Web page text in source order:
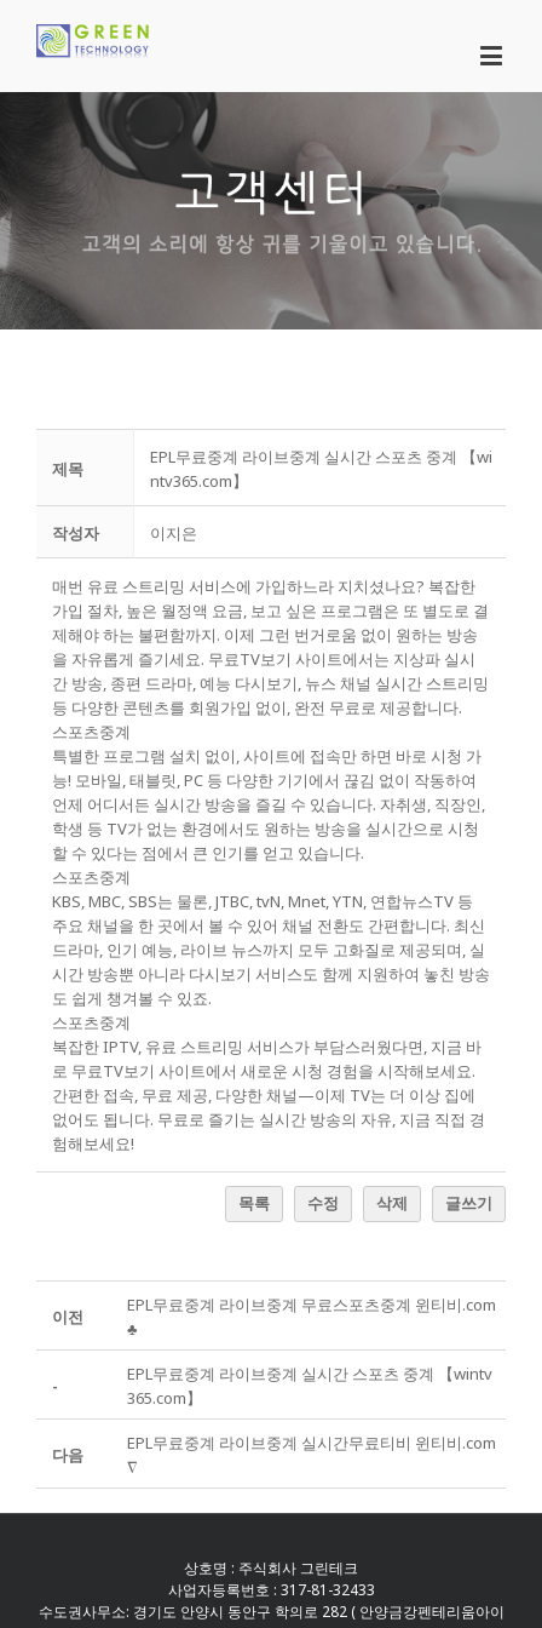
제목
EPL무료중계 라이브중계 실시간 스포츠 중계 【wi
ntv365.com】
작성자 이지은
매번 유료 스트리밍 서비스에 가입하느라 지치셨나요? 복잡한
가입 절차, 높은 월정액 요금, 보고 싶은 프로그램은 또 별도로 결
제해야 하는 불편함까지. 이제 그런 번거로움 없이 원하는 방송
을 자유롭게 즐기세요. 무료TV보기 사이트에서는 지상파 실시
간 방송, 종편 드라마, 예능 다시보기, 뉴스 채널 실시간 스트리밍
등 다양한 콘텐츠를 회원가입 없이, 완전 무료로 제공합니다.
스포츠중계
특별한 프로그램 설치 없이, 사이트에 접속만 하면 바로 시청 가
능! 모바일, 태블릿, PC 등 다양한 기기에서 끊김 없이 작동하여
언제 어디서든 실시간 방송을 즐길 수 있습니다. 자취생, 직장인,
학생 등 TV가 없는 환경에서도 원하는 방송을 실시간으로 시청
할 수 있다는 점에서 큰 인기를 얻고 있습니다.
스포츠중계
KBS, MBC, SBS는 물론, JTBC, tvN, Mnet, YTN, 연합뉴스TV 등
주요 채널을 한 곳에서 볼 수 있어 채널 전환도 간편합니다. 최신
드라마, 인기 예능, 라이브 뉴스까지 모두 고화질로 제공되며, 실
시간 방송뿐 아니라 다시보기 서비스도 함께 지원하여 놓친 방송
도 쉽게 챙겨볼 수 있죠.
스포츠중계
복잡한 IPTV, 유료 스트리밍 서비스가 부담스러웠다면, 지금 바
로 무료TV보기 사이트에서 새로운 시청 경험을 시작해보세요.
간편한 접속, 무료 제공, 다양한 채널—이제 TV는 더 이상 집에
없어도 됩니다. 무료로 즐기는 실시간 방송의 자유, 지금 직접 경
험해보세요!
목록 수정 삭제 글쓰기
이전
EPL무료중계 라이브중계 무료스포츠중계 윈티비.com
♣
-
EPL무료중계 라이브중계 실시간 스포츠 중계 【wintv
365.com】
다음
EPL무료중계 라이브중계 실시간무료티비 윈티비.com
∇
상호명 : 주식회사 그린테크
사업자등록번호 : 317-81-32433
수도권사무소: 경기도 안양시 동안구 학의로 282 ( 안양금강펜테리움아이